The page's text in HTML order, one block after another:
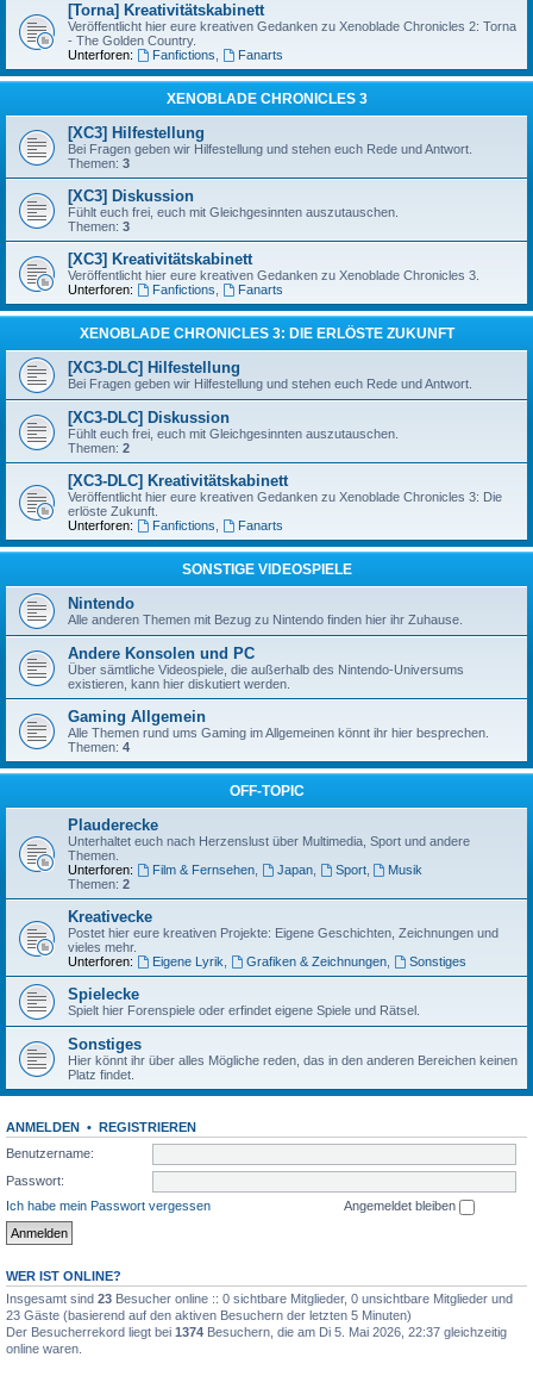
[Torna] Kreativitätskabinett
Veröffentlicht hier eure kreativen Gedanken zu Xenoblade Chronicles 2: Torna
- The Golden Country.
Unterforen:
Fanfictions Fanarts
XENOBLADE CHRONICLES 3
[XC3] Hilfestellung
Bei Fragen geben wir Hilfestellung und stehen euch Rede und Antwort.
Themen: 3
[XC3] Diskussion
Fühlt euch frei, euch mit Gleichgesinnten auszutauschen.
Themen: 3
[XC3] Kreativitätskabinett
Veröffentlicht hier eure kreativen Gedanken zu Xenoblade Chronicles 3.
Unterforen:
Fanfictions Fanarts
XENOBLADE CHRONICLES 3: DIE ERLÖSTE ZUKUNFT
[XC3-DLC] Hilfestellung
Bei Fragen geben wir Hilfestellung und stehen euch Rede und Antwort.
[XC3-DLC] Diskussion
Fühlt euch frei, euch mit Gleichgesinnten auszutauschen.
Themen: 2
[XC3-DLC] Kreativitätskabinett
Veröffentlicht hier eure kreativen Gedanken zu Xenoblade Chronicles 3: Die
erlöste Zukunft.
Unterforen:
Fanfictions Fanarts
SONSTIGE VIDEOSPIELE
Nintendo
Alle anderen Themen mit Bezug zu Nintendo finden hier ihr Zuhause.
Andere Konsolen und PC
Über sämtliche Videospiele, die außerhalb des Nintendo-Universums
existieren, kann hier diskutiert werden.
Gaming Allgemein
Alle Themen rund ums Gaming im Allgemeinen könnt ihr hier besprechen.
Themen: 4
OFF-TOPIC
Plauderecke
Unterhaltet euch nach Herzenslust über Multimedia, Sport und andere
Themen.
Unterforen:
Film & Fernsehen, Japan, Sport,
Musik
Themen: 2
Kreativecke
Postet hier eure kreativen Projekte: Eigene Geschichten, Zeichnungen und
vieles mehr.
Unterforen:
Eigene Lyrik Grafiken & Zeichnungen, Sonstiges
Spielecke
Spielt hier Forenspiele oder erfindet eigene Spiele und Rätsel.
Sonstiges
Hier könnt ihr über alles Mögliche reden, das in den anderen Bereichen keinen
Platz findet.
ANMELDEN • REGISTRIEREN
Benutzername:
Passwort:
Ich habe mein Passwort vergessen
Angemeldet bleiben
WER IST ONLINE?
Insgesamt sind 23 Besucher online :: 0 sichtbare Mitglieder, 0 unsichtbare Mitglieder und
23 Gäste (basierend auf den aktiven Besuchern der letzten 5 Minuten)
Der Besucherrekord liegt bei 1374 Besuchern, die am Di 5. Mai 2026, 22:37 gleichzeitig
online waren.